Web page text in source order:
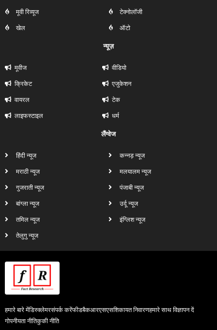
मूवी रिव्यूज
खेल
टेक्नोलॉजी
ऑटो
न्यूज़
मूवीज
क्रिकेट
वायरल
लाइफस्टाइल
वीडियो
एजुकेशन
टेक
धर्म
लैंग्वेज
हिंदी न्यूज
मराठी न्यूज
गुजराती न्यूज
बांग्ला न्यूज
तमिल न्यूज
तेलुगु न्यूज
कन्नड़ न्यूज
मलयालम न्यूज
पंजाबी न्यूज
उर्दू न्यूज
इंग्लिश न्यूज
हमारे बारे मेंडिस्क्लेमरसंपर्क करेंफीडबैकआरएसएसशिकायत निवारणहमारे साथ विज्ञापन दें
गोपनीयता नीतिकुकी नीति